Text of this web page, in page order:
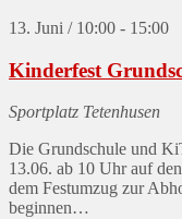
13. Juni / 10:00 - 15:00
Kinderfest
Sportplatz Tetenhusen
Die Grundschule und
13.06. ab 10 Uhr auf
dem Festumzug zur
beginnen…